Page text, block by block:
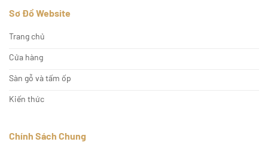
Sơ Đồ Website
Trang chủ
Cửa hàng
Sàn gỗ và tấm ốp
Kiến thức
Chính Sách Chung